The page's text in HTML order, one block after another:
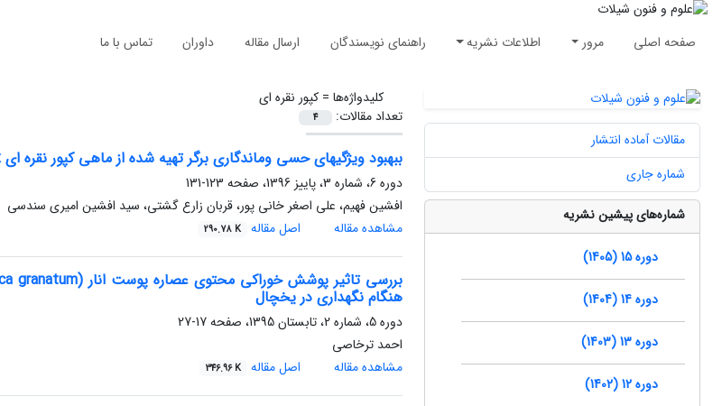
صفحه اصلی مرور اطلاعات نشریه راهنمای نویسندگان ارسال مقاله داوران تماس با ما
کلیدواژه‌ها =کپور نقره ای
تعداد مقالات:
4
ببهبود ویژگیهای حسی وماندگاری برگر تهیه شده از ماهی کپور نقره ای Hypophthalmicthys molitrix)) با استفاده از پکتین
دوره 6، شماره 3، پاییز 1396، صفحه
123-131
افشین فهیم، علی اصغر خانی پور، قربان زارع گشتی، سید افشین امیری سندسی
مشاهده مقاله
اصل مقاله 290.78 K
هنگام نگهداری در یخچال
دوره 5، شماره 2، تابستان 1395، صفحه
17-27
احمد ترخاصی
مشاهده مقاله
اصل مقاله 346.96 K
مقالات آماده انتشار
شماره جاری
شماره‌های پیشین نشریه
دوره 15 (1405)
دوره 14 (1404)
دوره 13 (1403)
دوره 12 (1402)